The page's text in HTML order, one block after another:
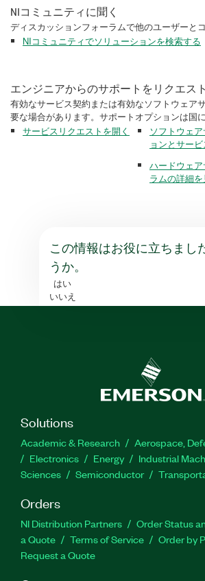
NIコミュニティに聞く
ディスカッションフォーラムで他のユーザーと
NIコミュニティでソリューションを検索する
エンジニアからのサポートをリクエス
有効なサービス契約または有効なソフトウェア
要な場合があります。サポートオプションは国
サービスリクエストを開く
ソフトウェ
ョンとサー
ハードウェ
ラムの詳細を
この情報はお役に立ちまし
うか。
はい
いいえ
Solutions
Academic & Research
Aerospace,
Electronics
Energy Industrial
Sciences
Semiconductor
Orders
NI Distribution Partners Order Status
a Quote
Terms of Service
Order by
Request a Quote